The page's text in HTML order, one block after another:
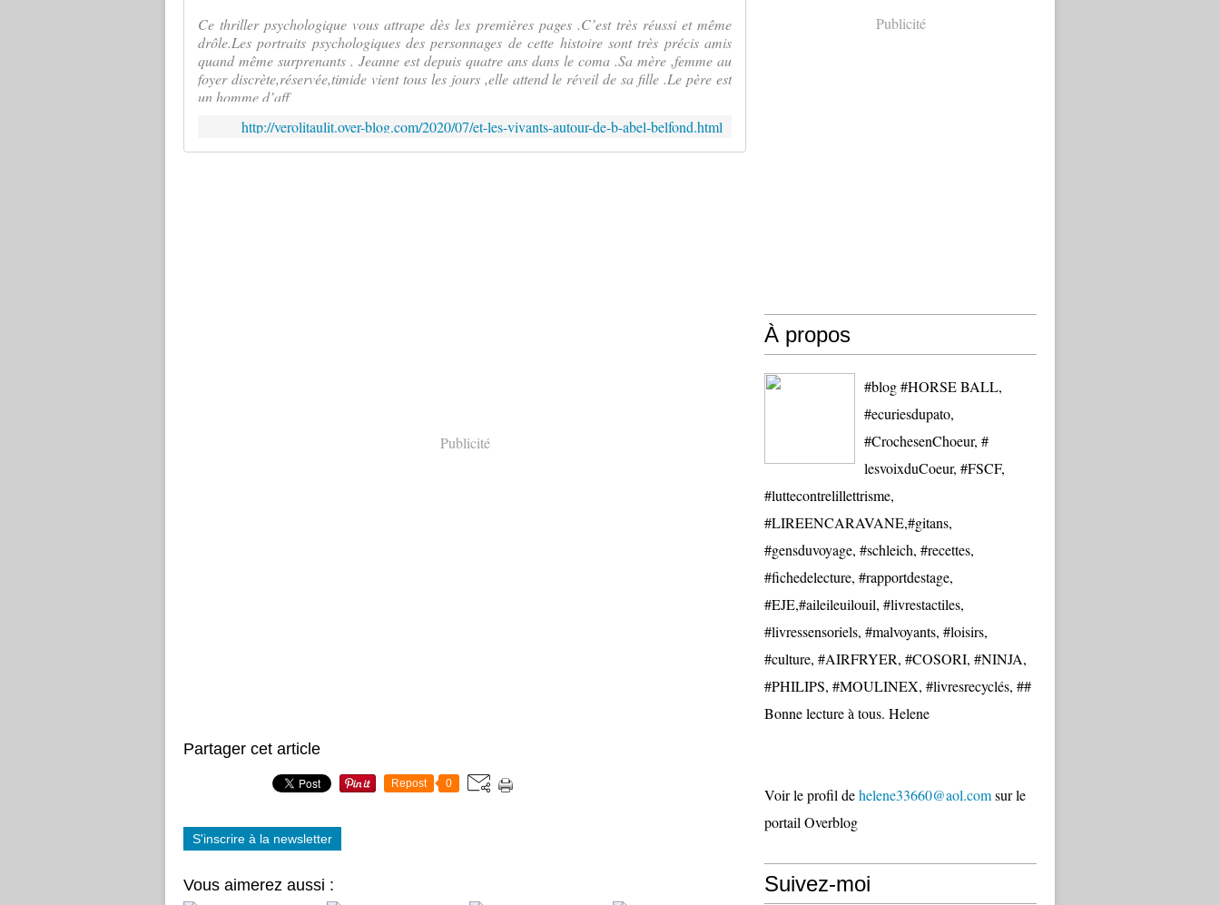
Ce thriller psychologique vous attrape dès les premières pages .C’est très réussi et même
drôle.Les portraits psychologiques des personnages de cette histoire sont très précis amis
quand même surprenants . Jeanne est depuis quatre ans dans le coma .Sa mère ,femme au
foyer discrète,réservée,timide vient tous les jours ,elle attend le réveil de sa fille .Le père est
un homme d’aff
http://verolitaulit.over-blog.com/2020/07/et-les-vivants-autour-de-b-abel-belfond.html
Publicité
Partager cet article
Repost 0
S'inscrire à la newsletter
Vous aimerez aussi :
Publicité
À propos
#blog #HORSE BALL,
#ecuriesdupato,
#CrochesenChoeur, #
lesvoixduCoeur, #FSCF,
#luttecontrelillettrisme,
#LIREENCARAVANE,#gitans,
#gensduvoyage, #schleich, #recettes,
#fichedelecture, #rapportdestage,
#EJE,#aileileuilouil, #livrestactiles,
#livressensoriels, #malvoyants, #loisirs,
#culture, #AIRFRYER, #COSORI, #NINJA,
#PHILIPS, #MOULINEX, #livresrecyclés, ##
Bonne lecture à tous. Helene
Voir le profil dehelene33660@aol.comsur le
portail Overblog
Suivez-moi